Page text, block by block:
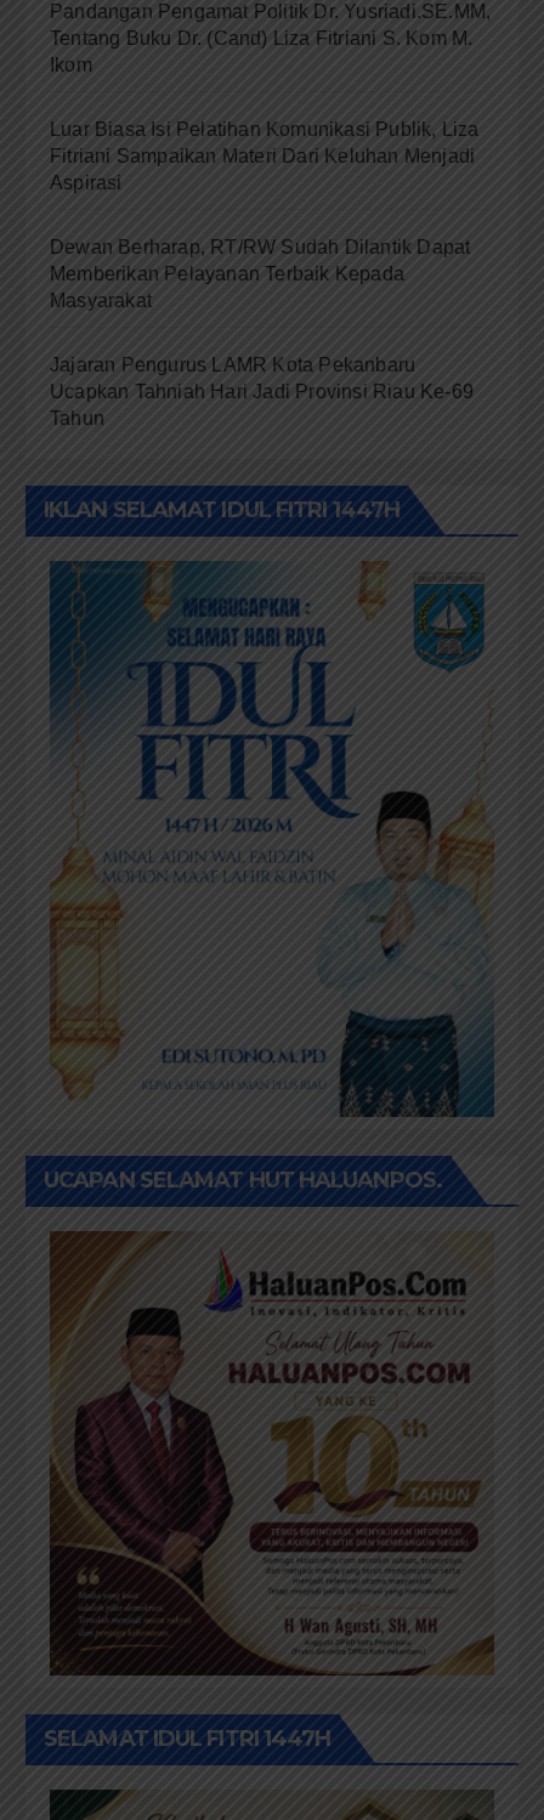
Pandangan Pengamat Politik Dr. Yusriadi.SE.MM,
Tentang Buku Dr. (Cand) Liza Fitriani S. Kom M.
Ikom
Luar Biasa Isi Pelatihan Komunikasi Publik, Liza
Fitriani Sampaikan Materi Dari Keluhan Menjadi
Aspirasi
Dewan Berharap, RT/RW Sudah Dilantik Dapat
Memberikan Pelayanan Terbaik Kepada
Masyarakat
Jajaran Pengurus LAMR Kota Pekanbaru
Ucapkan Tahniah Hari Jadi Provinsi Riau Ke-69
Tahun
IKLAN SELAMAT IDUL FITRI 1447H
UCAPAN SELAMAT HUT HALUANPOS.
SELAMAT IDUL FITRI 1447H